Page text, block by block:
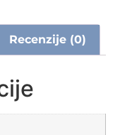
Recenzije (0)